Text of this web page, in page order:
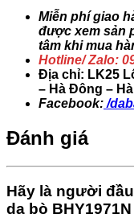
Miễn phí giao
được xem sản
tâm khi mua
Hotline/ Zalo:
Địa chỉ: LK25
– Hà Đông –
Facebook:/
Đánh giá
Hãy là người
da bò